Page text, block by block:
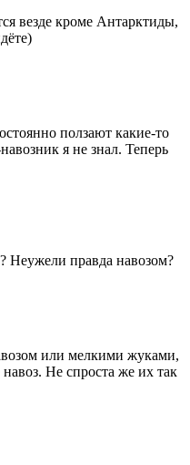
везде кроме Антарктиды,
ползают какие-то
я не знал. Теперь
Неужели правда навозом?
или мелкими жуками,
Не спроста же их так